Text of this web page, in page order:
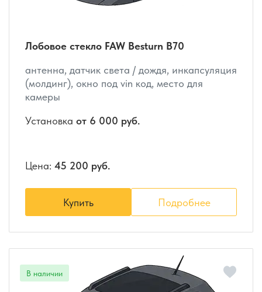
Лобовое стекло FAW Besturn B70
антенна, датчик света / дождя, инкапсуляция
(молдинг), окно под vin код, место для
камеры
Установка от 6 000 руб.
Цена: 45 200 руб.
Купить Подробнее